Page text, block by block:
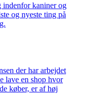
indenfor kaniner og
og nyeste ting på
der har arbejdet
lave en shop hvor
køber, er af høj